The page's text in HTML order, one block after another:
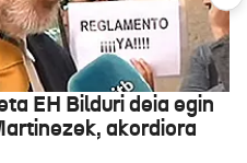
EH Bilduri deia egin
akordiora